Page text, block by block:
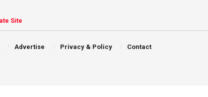
Site
Advertise Privacy & Policy Contact